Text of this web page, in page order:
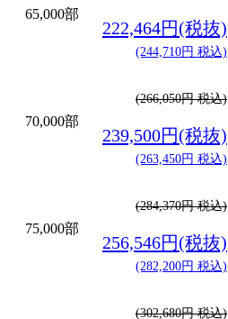
65,000部
222,464円(税抜)
(244,710円 税込)
70,000部
(266,050円 税込)
239,500円(税抜)
(263,450円 税込)
75,000部
(284,370円 税込)
256,546円(税抜)
(282,200円 税込)
(302,680円 税込)